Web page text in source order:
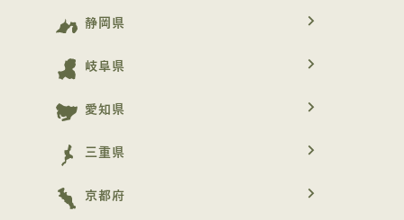
静岡県 navigate_next
岐阜県 navigate_next
愛知県 navigate_next
三重県 navigate_next
京都府 navigate_next